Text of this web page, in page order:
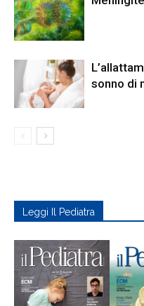
Cristina Artesani,
dell’Ambulatorio
Monitorare
un esame non
l’evoluzione della
dell’Immunità Innata
di una sinergia
resa possibile grazie
trasversale
impegnativa, siamo
questa impostazione
sonno di
Leggi Il Pediatra